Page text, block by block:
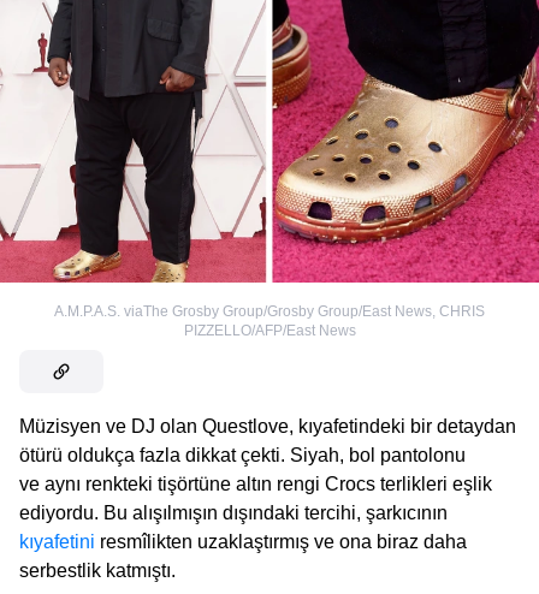
A.M.P.A.S. viaThe Grosby Group/Grosby Group/East News, CHRIS
PIZZELLO/AFP/East News
Müzisyen ve DJ olan Questlove, kıyafetindeki bir detaydan
ötürü oldukça fazla dikkat çekti. Siyah, bol pantolonu
ve aynı renkteki tişörtüne altın rengi Crocs terlikleri eşlik
ediyordu. Bu alışılmışın dışındaki tercihi, şarkıcının
kıyafetini resmîlikten uzaklaştırmış ve ona biraz daha
serbestlik katmıştı.